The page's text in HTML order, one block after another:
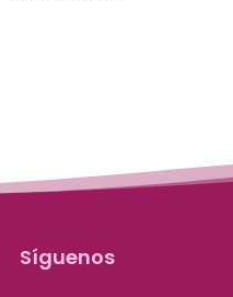
Síguenos